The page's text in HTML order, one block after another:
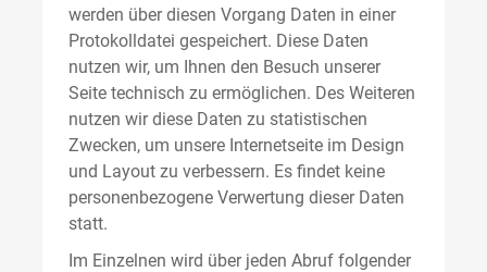
werden über diesen Vorgang Daten in einer
Protokolldatei gespeichert. Diese Daten
nutzen wir, um Ihnen den Besuch unserer
Seite technisch zu ermöglichen. Des Weiteren
nutzen wir diese Daten zu statistischen
Zwecken, um unsere Internetseite im Design
und Layout zu verbessern. Es findet keine
personenbezogene Verwertung dieser Daten
statt.
Im Einzelnen wird über jeden Abruf folgender